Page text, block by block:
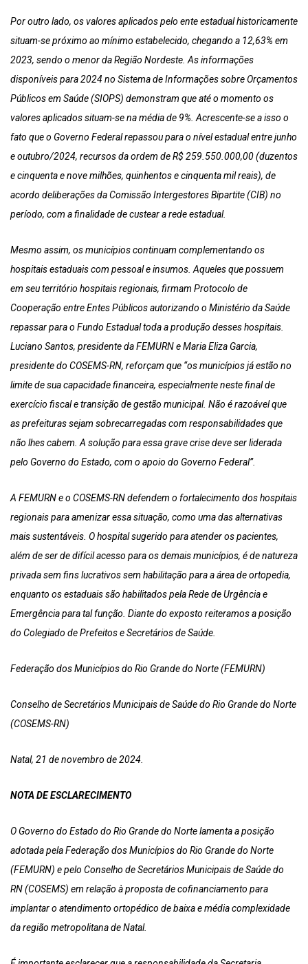
Por outro lado, os valores aplicados pelo ente estadual historicamente
situam-se próximo ao mínimo estabelecido, chegando a 12,63% em
2023, sendo o menor da Região Nordeste. As informações
disponíveis para 2024 no Sistema de Informações sobre Orçamentos
Públicos em Saúde (SIOPS) demonstram que até o momento os
valores aplicados situam-se na média de 9%. Acrescente-se a isso o
fato que o Governo Federal repassou para o nível estadual entre junho
e outubro/2024, recursos da ordem de R$ 259.550.000,00 (duzentos
e cinquenta e nove milhões, quinhentos e cinquenta mil reais), de
acordo deliberações da Comissão Intergestores Bipartite (CIB) no
período, com a finalidade de custear a rede estadual.
Mesmo assim, os municípios continuam complementando os
hospitais estaduais com pessoal e insumos. Aqueles que possuem
em seu território hospitais regionais, firmam Protocolo de
Cooperação entre Entes Públicos autorizando o Ministério da Saúde
repassar para o Fundo Estadual toda a produção desses hospitais.
Luciano Santos, presidente da FEMURN e Maria Eliza Garcia,
presidente do COSEMS-RN, reforçam que “os municípios já estão no
limite de sua capacidade financeira, especialmente neste final de
exercício fiscal e transição de gestão municipal. Não é razoável que
as prefeituras sejam sobrecarregadas com responsabilidades que
não lhes cabem. A solução para essa grave crise deve ser liderada
pelo Governo do Estado, com o apoio do Governo Federal”.
A FEMURN e o COSEMS-RN defendem o fortalecimento dos hospitais
regionais para amenizar essa situação, como uma das alternativas
mais sustentáveis. O hospital sugerido para atender os pacientes,
além de ser de difícil acesso para os demais municípios, é de natureza
privada sem fins lucrativos sem habilitação para a área de ortopedia,
enquanto os estaduais são habilitados pela Rede de Urgência e
Emergência para tal função. Diante do exposto reiteramos a posição
do Colegiado de Prefeitos e Secretários de Saúde.
Federação dos Municípios do Rio Grande do Norte (FEMURN)
Conselho de Secretários Municipais de Saúde do Rio Grande do Norte
(COSEMS-RN)
Natal, 21 de novembro de 2024.
NOTA DE ESCLARECIMENTO
O Governo do Estado do Rio Grande do Norte lamenta a posição
adotada pela Federação dos Municípios do Rio Grande do Norte
(FEMURN) e pelo Conselho de Secretários Municipais de Saúde do
RN (COSEMS) em relação à proposta de cofinanciamento para
implantar o atendimento ortopédico de baixa e média complexidade
da região metropolitana de Natal.